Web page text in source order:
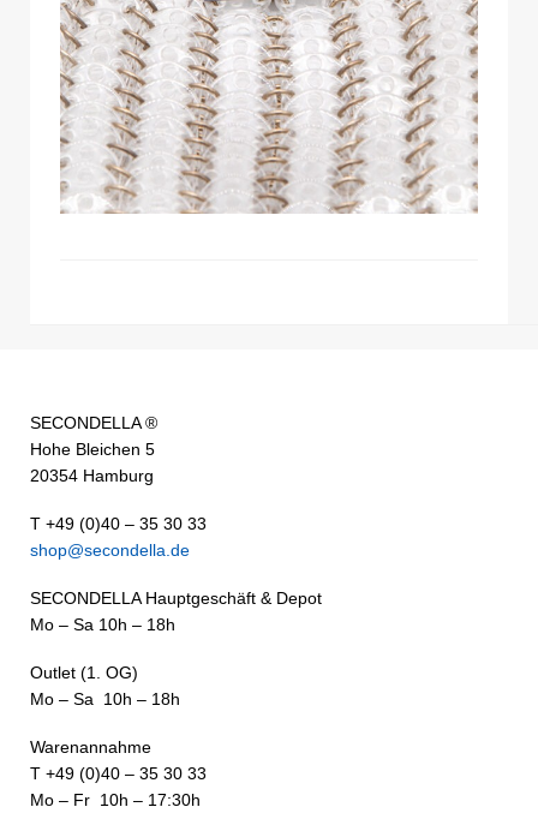
SECONDELLA ®
Hohe Bleichen 5
20354 Hamburg
T +49 (0)40 – 35 30 33
shop@secondella.de
SECONDELLA Hauptgeschäft & Depot
Mo – Sa 10h – 18h
Outlet (1. OG)
Mo – Sa 10h – 18h
Warenannahme
T +49 (0)40 – 35 30 33
Mo – Fr 10h – 17:30h